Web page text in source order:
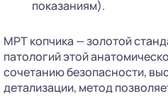
показаниям).
МРТ копчика — золотой
патологий этой
сочетанию безопасности,
детализации, метод